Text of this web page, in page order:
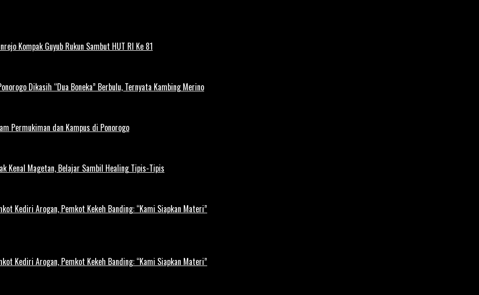
Kompak Guyub Rukun Sambut HUT RI Ke 81
Dikasih “Dua Boneka” Berbulu, Ternyata Kambing Merino
Permukiman dan Kampus di Ponorogo
Kenal Magetan, Belajar Sambil Healing Tipis-Tipis
Kediri Arogan, Pemkot Kekeh Banding: “Kami Siapkan Materi”
Kediri Arogan, Pemkot Kekeh Banding: “Kami Siapkan Materi”